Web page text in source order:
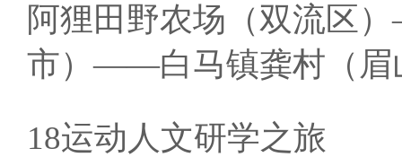
阿狸田野农场（双流区
市）——白马镇龚村（眉
18运动人文研学之旅